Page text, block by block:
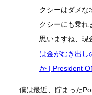
クシーはダメな
クシーにも乗れ
思いますね、現
は金がむき出し
か | President
僕は最近、貯まった